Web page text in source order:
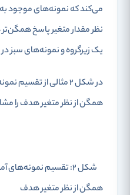
می‌کند که نمونه‌های موجود
نظر مقدار متغیر پاسخ
یک زیرگروه و نمونه‌های سبز در
در شکل 2 مثالی از
همگن از نظر متغیر هدف را
شکل 2: تقسیم
همگن از نظر متغیر هدف